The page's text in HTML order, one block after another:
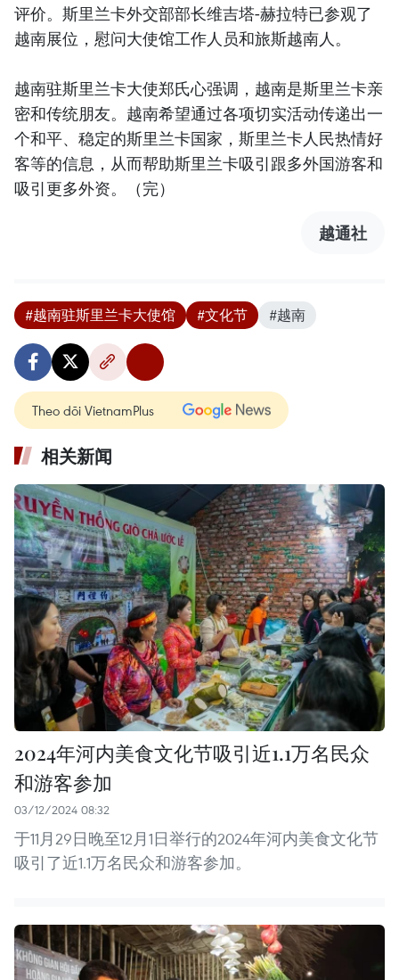
评价。斯里兰卡外交部部长维吉塔-赫拉特已参观了
越南展位，慰问大使馆工作人员和旅斯越南人。
越南驻斯里兰卡大使郑氏心强调，越南是斯里兰卡亲
密和传统朋友。越南希望通过各项切实活动传递出一
个和平、稳定的斯里兰卡国家，斯里兰卡人民热情好
客等的信息，从而帮助斯里兰卡吸引跟多外国游客和
吸引更多外资。（完）
越通社
#越南驻斯里兰卡大使馆 #文化节 #越南
Theo dõi VietnamPlus
相关新闻
2024年河内美食文化节吸引近1.1万名民众
和游客参加
03/12/2024 08:32
于11月29日晚至12月1日举行的2024年河内美食文化节
吸引了近1.1万名民众和游客参加。